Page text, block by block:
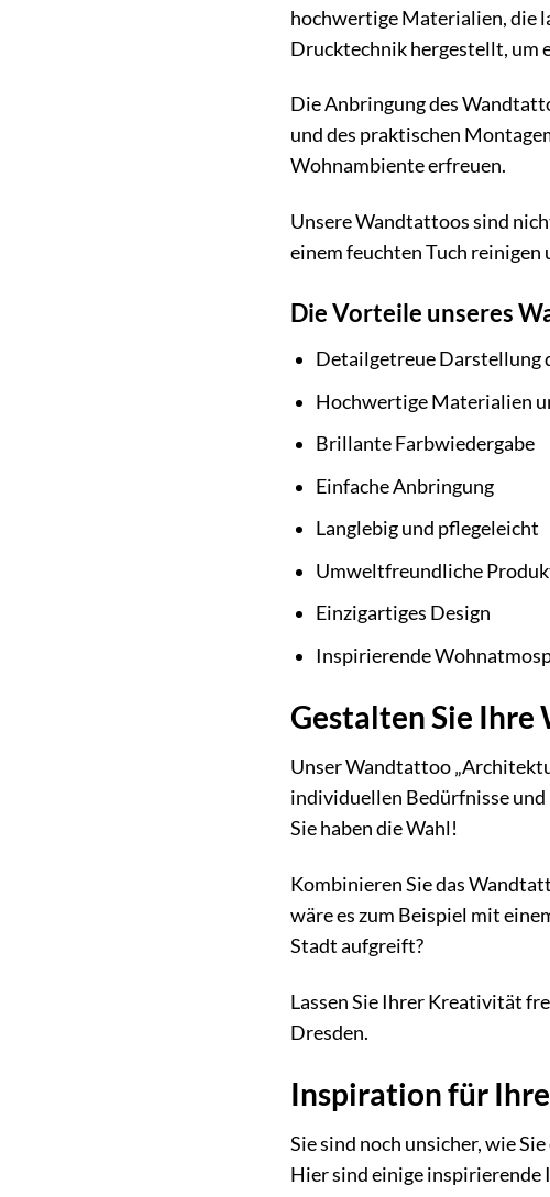
hochwertige Materialien, die
Drucktechnik hergestellt, um
Die Anbringung des
und des praktischen
Wohnambiente erfreuen.
Unsere Wandtattoos sind
einem feuchten Tuch reinigen
Die Vorteile unseres
Detailgetreue Darstellung
Hochwertige Materialien
Brillante Farbwiedergabe
Einfache Anbringung
Langlebig und pflegeleicht
Umweltfreundliche
Einzigartiges Design
Inspirierende
Gestalten Sie
Unser Wandtattoo
individuellen Bedürfnisse
Sie haben die Wahl!
Kombinieren Sie das
wäre es zum Beispiel mit
Stadt aufgreift?
Lassen Sie Ihrer Kreativität
Dresden.
Inspiration für
Sie sind noch unsicher, wie
Hier sind einige inspirierende